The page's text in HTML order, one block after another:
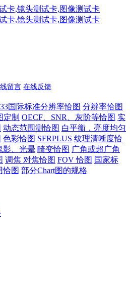
留言 在线反馈
国际标准分辨率恰图 分辨率恰图
定制 OECF、SNR、灰阶等恰图 实
动态范围测恰图 白平衡，亮度均匀
色彩恰图 SFRPLUS 纹理清晰度恰
影、光晕 畸变恰图 广角或超广角
调焦 对焦恰图 FOV 恰图 国家标
恰图 部分Chart图的规格